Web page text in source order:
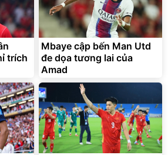
trích
Mbaye cập bến Man Utd
đe dọa tương lai của
Amad